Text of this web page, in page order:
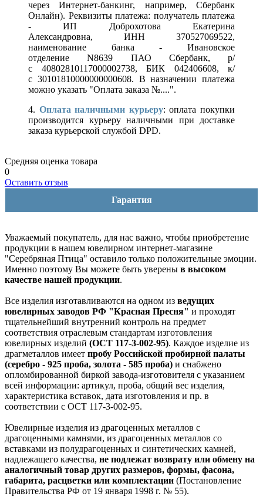
через Интернет-банкинг, например, Сбербанк
Онлайн). Реквизиты платежа: получатель платежа
- ИП Доброхотова Екатерина
Александровна, ИНН 370527069522,
наименование банка - Ивановское
отделение N8639 ПАО Сбербанк, р/
с 40802810117000002738, БИК 042406608, к/
с 30101810000000000608. В назначении платежа
можно указать "Оплата заказа №....".
4. Оплата наличными курьеру: оплата покупки
производится курьеру наличными при доставке
заказа курьерской службой DPD.
Средняя оценка товара
0
Оставить отзыв
Гарантия
Уважаемый покупатель, для нас важно, чтобы приобретение
продукции в нашем ювелирном интернет-магазине
"Серебряная Птица" оставило только положительные эмоции.
Именно поэтому Вы можете быть уверены в высоком
качестве нашей продукции.
Все изделия изготавливаются на одном из ведущих
ювелирных заводов РФ "Красная Пресня" и проходят
тщательнейший внутренний контроль на предмет
соответствия отраслевым стандартам изготовления
ювелирных изделий (ОСТ 117-3-002-95). Каждое изделие из
драгметаллов имеет пробу Российской пробирной палаты
(серебро - 925 проба, золота - 585 проба) и снабжено
опломбированной биркой завода-изготовителя с указанием
всей информации: артикул, проба, общий вес изделия,
характеристика вставок, дата изготовления и пр. в
соответствии с ОСТ 117-3-002-95.
Ювелирные изделия из драгоценных металлов с
драгоценными камнями, из драгоценных металлов со
вставками из полудрагоценных и синтетических камней,
надлежащего качества, не подлежат возврату или обмену на
аналогичный товар других размеров, формы, фасона,
габарита, расцветки или комплектации (Постановление
Правительства РФ от 19 января 1998 г. № 55).